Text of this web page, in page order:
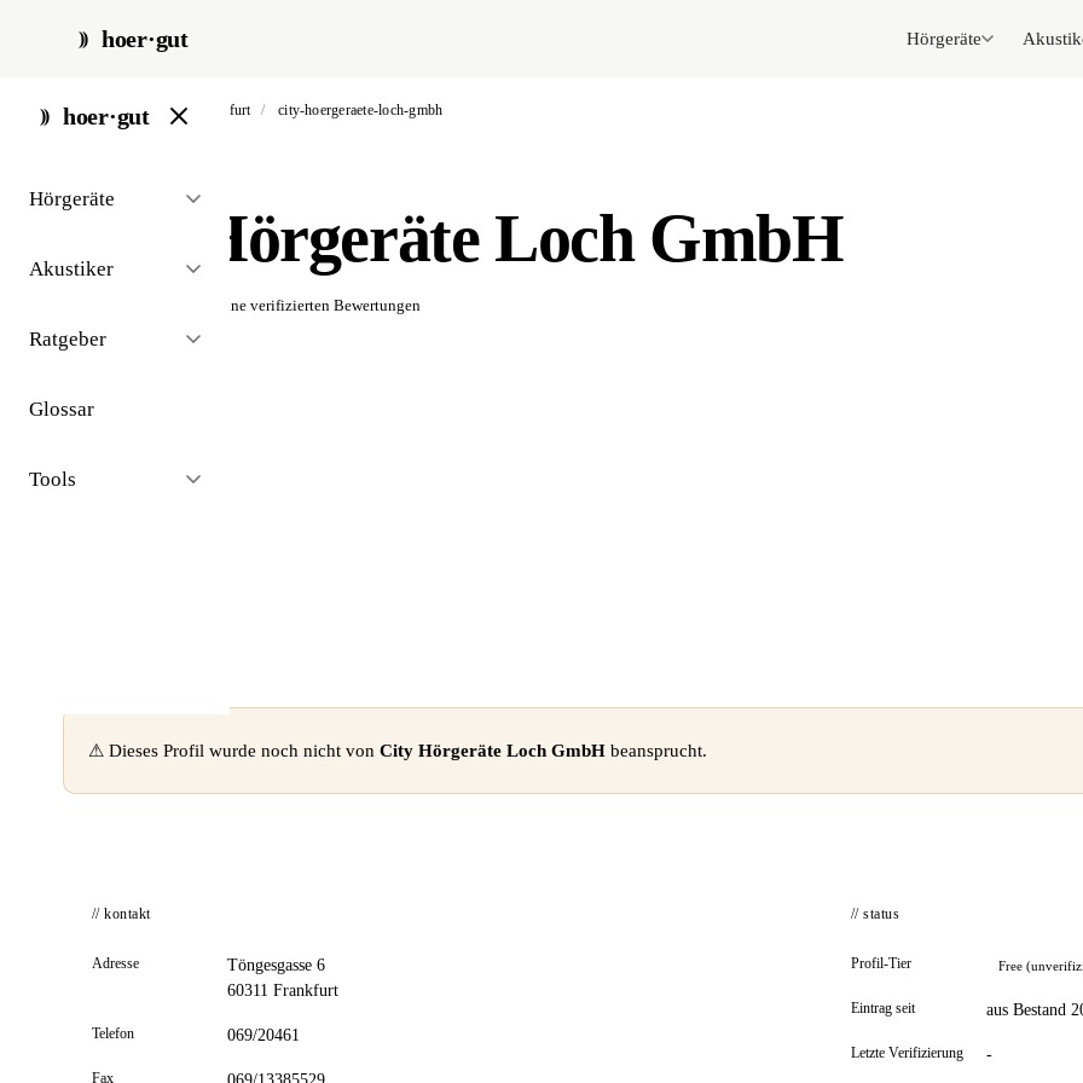
hoer·gut Hörgeräte
hoer·gut
Hörgeräte
Akustiker
Ratgeber
Glossar
Tools
start / akustiker / frankfurt / city-hoergeraete-loch-gmbh
City Hörgeräte Loch GmbH
Noch keine verifizierten Bewertungen
⚠ Dieses Profil wurde noch nicht von City Hörgeräte Loch GmbH beansprucht.
// kontakt
Adresse
Töngesgasse 6
60311 Frankfurt
Telefon 069/20461
Fax
// status
Profil-Tier Free
Eintrag seit aus Bestand
Letzte Verifizierung -